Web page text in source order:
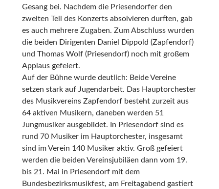
Gesang bei. Nachdem die Priesendorfer den
zweiten Teil des Konzerts absolvieren durften, gab
es auch mehrere Zugaben. Zum Abschluss wurden
die beiden Dirigenten Daniel Dippold (Zapfendorf)
und Thomas Wolf (Priesendorf) noch mit großem
Applaus gefeiert.
Auf der Bühne wurde deutlich: Beide Vereine
setzen stark auf Jugendarbeit. Das Hauptorchester
des Musikvereins Zapfendorf besteht zurzeit aus
64 aktiven Musikern, daneben werden 51
Jungmusiker ausgebildet. In Priesendorf sind es
rund 70 Musiker im Hauptorchester, insgesamt
sind im Verein 140 Musiker aktiv. Groß gefeiert
werden die beiden Vereinsjubiläen dann vom 19.
bis 21. Mai in Priesendorf mit dem
Bundesbezirksmusikfest, am Freitagabend gastiert